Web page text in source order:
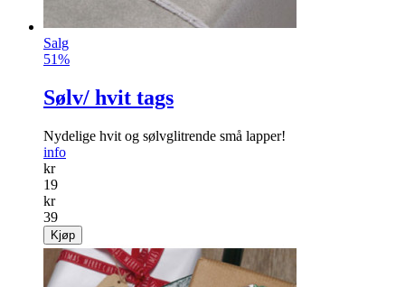
Salg
51%
Sølv/ hvit tags
Nydelige hvit og sølvglitrende små lapper!
info
kr
19
kr
39
Kjøp